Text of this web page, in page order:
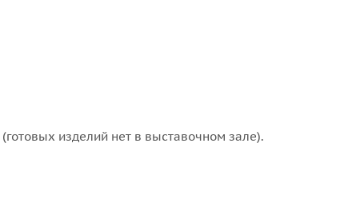
(готовых изделий нет в выставочном зале).